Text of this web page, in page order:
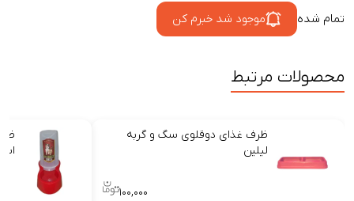
تمام شده موجود شد خبرم کن
محصولات مرتبط
ظرف غذای دوقلوی سگ و گربه
لیلین
۱۰۰,۰۰۰